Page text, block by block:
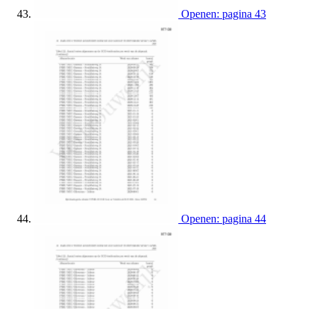
Openen: pagina 43
Openen: pagina 44